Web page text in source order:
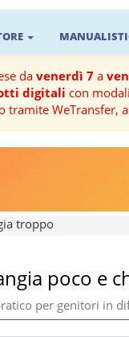
davenerdì 7a
digitali con
tramite
troppo
poco e
per genitori in